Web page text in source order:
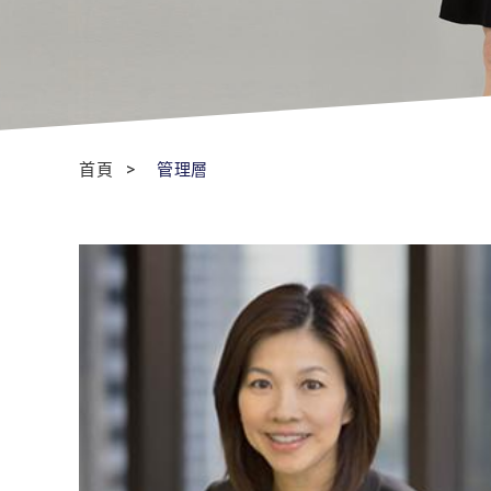
首頁 管理層